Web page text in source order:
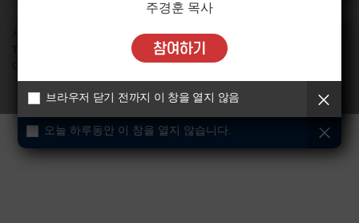
서울시 강동구 강동대로 235 (성내동 449-7) 오륜교회 (우)05408
02-485-3585 /Email
webmaster@oryun.org
Copyright © Oryun Community Church, All rights reserved.
오늘 하루동안 이 창을 열지 않습니다.
주경훈 목사
브라우저 닫기 전까지 이 창을 열지 않음